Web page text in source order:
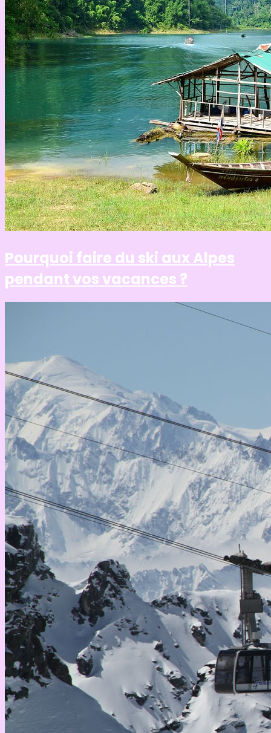
Pourquoi faire du ski aux Alpes
pendant vos vacances ?